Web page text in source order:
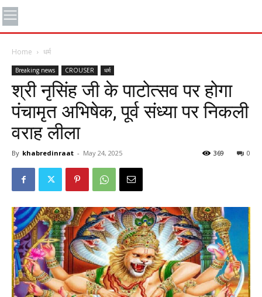
Home धर्म
Breaking news CROUSER धर्म
श्री नृसिंह जी के पाटोत्सव पर होगा
पंचामृत अभिषेक, पूर्व संध्या पर निकली
वराह लीला
By khabredinraat - May 24, 2025 0
369